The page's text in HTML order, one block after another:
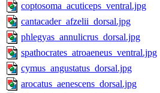
coptosoma_acuticeps_ventral.jpg
cantacader_afzelii_dorsal.jpg
phlegyas_annulicrus_dorsal.jpg
spathocrates_atroaeneus_ventral.jpg
cymus_angustatus_dorsal.jpg
arocatus_aenescens_dorsal.jpg